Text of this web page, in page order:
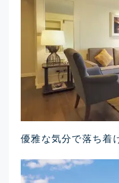
優雅な気分で落ち着